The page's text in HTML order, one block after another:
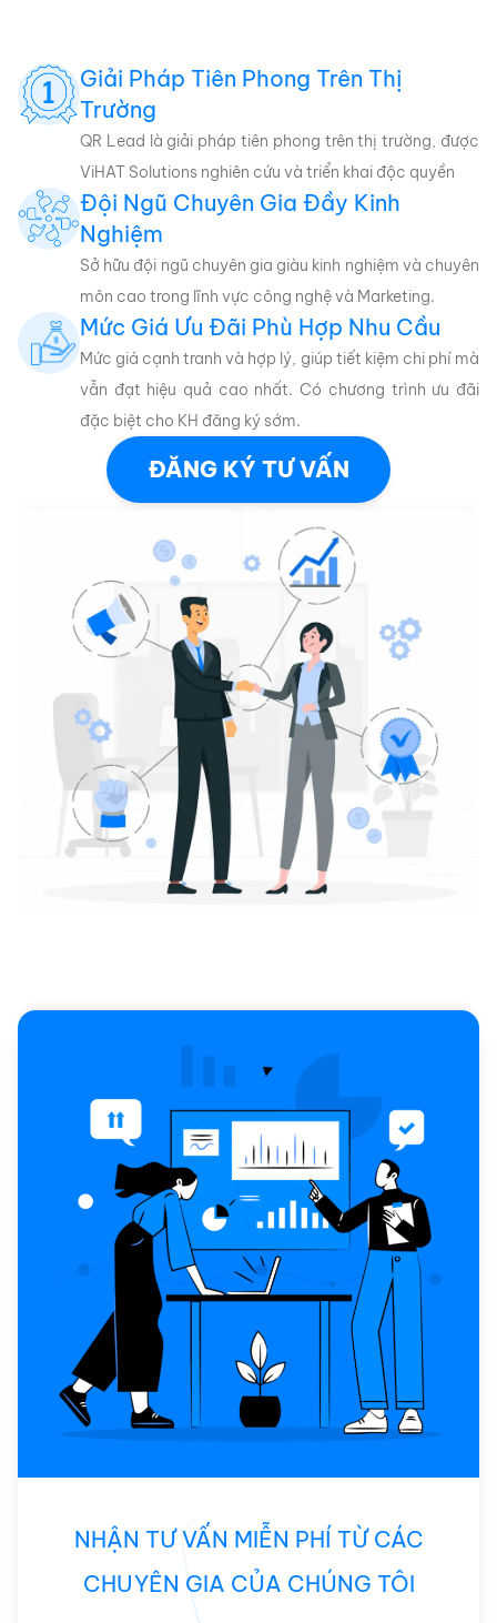
Giải Pháp Tiên Phong Trên Thị
Trường
QR Lead là giải pháp tiên phong trên thị trường, được
ViHAT Solutions nghiên cứu và triển khai độc quyền
Đội Ngũ Chuyên Gia Đầy Kinh
Nghiệm
Sở hữu đội ngũ chuyên gia giàu kinh nghiệm và chuyên
môn cao trong lĩnh vực công nghệ và Marketing.
Mức Giá Ưu Đãi Phù Hợp Nhu Cầu
Mức giá cạnh tranh và hợp lý, giúp tiết kiệm chi phí mà
vẫn đạt hiệu quả cao nhất. Có chương trình ưu đãi
đặc biệt cho KH đăng ký sớm.
ĐĂNG KÝ TƯ VẤN
NHẬN TƯ VẤN MIỄN PHÍ TỪ CÁC
CHUYÊN GIA CỦA CHÚNG TÔI